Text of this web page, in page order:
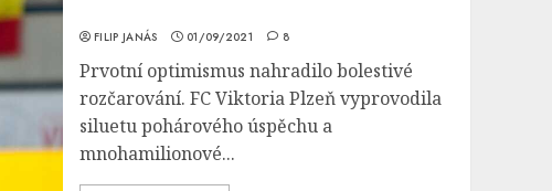
FILIP JANÁS 01/09/2021 8
Prvotní optimismus nahradilo bolestivé
rozčarování. FC Viktoria Plzeň vyprovodila
siluetu pohárového úspěchu a
mnohamilionové...